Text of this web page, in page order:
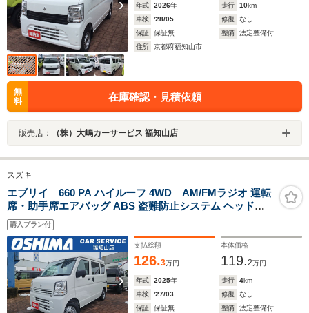
年式 2026年 走行 10km
車検
'28/05 修復
なし
保証
保証無 整備
法定整備付
住所
京都府福知山市
無
料
在庫確認・見積依頼
販売店： （株）大嶋カーサービス 福知山店
スズキ
エブリイ 660 PA ハイルーフ 4WD AM/FMラジオ 運転
席・助手席エアバッグ ABS 盗難防止システム ヘッドラ
イトレベライザー エアコン パワステ
購入プラン付
支払総額
126.3万円
本体価格
119.2万円
年式 2025年 走行 4km
車検
'27/03 修復
なし
保証
保証無 整備
法定整備付